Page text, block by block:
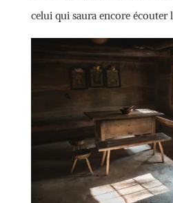
celui qui saura encore écouter